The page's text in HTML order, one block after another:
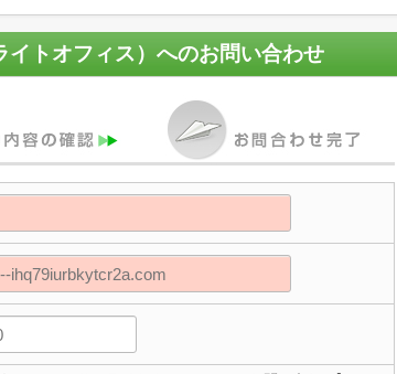
トオフィス） へのお問い合わせ